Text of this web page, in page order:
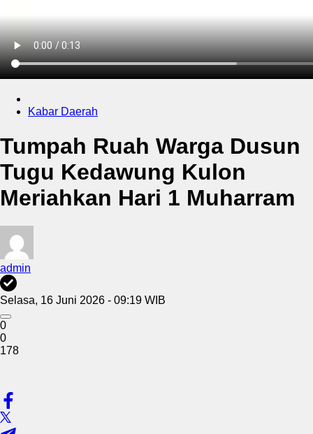
Kabar Daerah
Tumpah Ruah Warga Dusun
Tugu Kedawung Kulon
Meriahkan Hari 1 Muharram
admin
Selasa, 16 Juni 2026 - 09:19 WIB
0
0
178